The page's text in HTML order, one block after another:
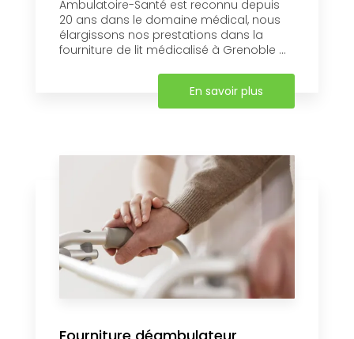
Ambulatoire-Santé est reconnu depuis
20 ans dans le domaine médical, nous
élargissons nos prestations dans la
fourniture de lit médicalisé à Grenoble ...
En savoir plus